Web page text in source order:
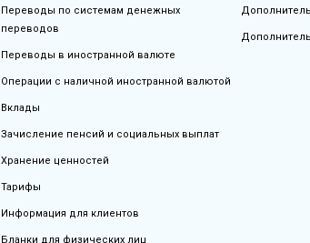
Переводы по системам денежных
переводов
Переводы в иностранной валюте
Операции с наличной иностранной валютой
Вклады
Зачисление пенсий и социальных выплат
Хранение ценностей
Тарифы
Информация для клиентов
Бланки для физических лиц